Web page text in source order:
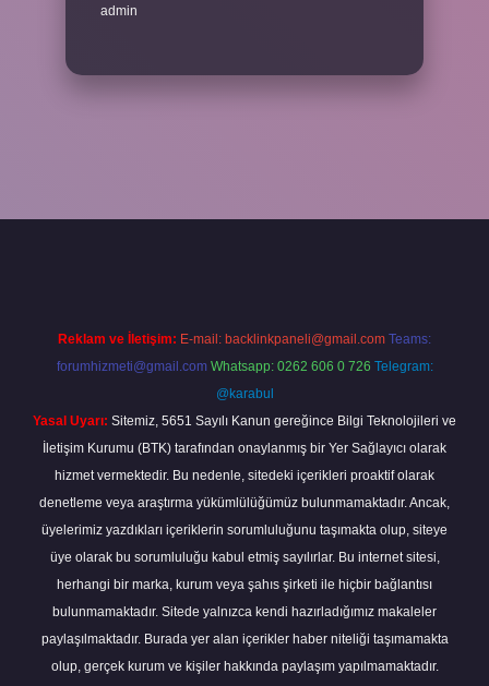
admin
Reklam ve İletişim: E-mail: backlinkpaneli@gmail.com Teams:
forumhizmeti@gmail.com Whatsapp: 0262 606 0 726 Telegram:
@karabul
Yasal Uyarı: Sitemiz, 5651 Sayılı Kanun gereğince Bilgi Teknolojileri ve
İletişim Kurumu (BTK) tarafından onaylanmış bir Yer Sağlayıcı olarak
hizmet vermektedir. Bu nedenle, sitedeki içerikleri proaktif olarak
denetleme veya araştırma yükümlülüğümüz bulunmamaktadır. Ancak,
üyelerimiz yazdıkları içeriklerin sorumluluğunu taşımakta olup, siteye
üye olarak bu sorumluluğu kabul etmiş sayılırlar. Bu internet sitesi,
herhangi bir marka, kurum veya şahıs şirketi ile hiçbir bağlantısı
bulunmamaktadır. Sitede yalnızca kendi hazırladığımız makaleler
paylaşılmaktadır. Burada yer alan içerikler haber niteliği taşımamakta
olup, gerçek kurum ve kişiler hakkında paylaşım yapılmamaktadır.